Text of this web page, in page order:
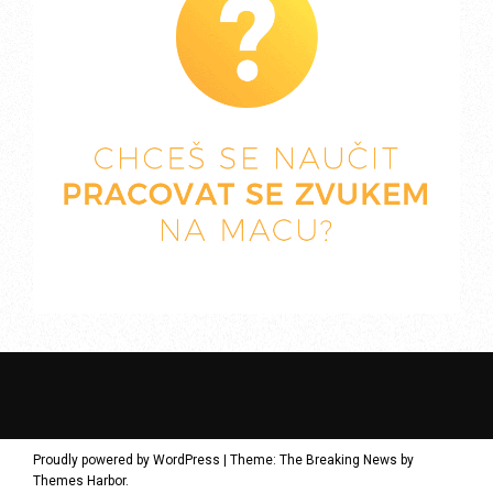
Proudly powered by WordPress
Theme: The Breaking News by
Themes Harbor.